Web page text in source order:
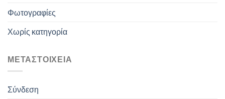
Φωτογραφίες
Χωρίς κατηγορία
ΜΕΤΑΣΤΟΙΧΕΊΑ
Σύνδεση